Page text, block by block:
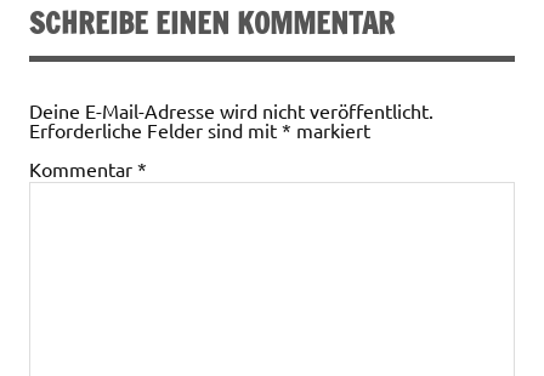
SCHREIBE EINEN KOMMENTAR
Deine E-Mail-Adresse wird nicht veröffentlicht.
Erforderliche Felder sind mit * markiert
Kommentar *